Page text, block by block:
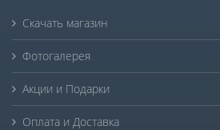
Скачать магазин
Фотогалерея
Акции и Подарки
Оплата и Доставка